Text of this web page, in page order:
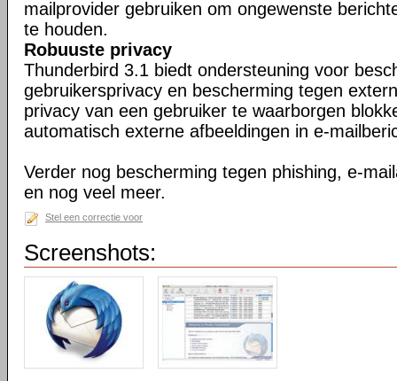
mailprovider gebruiken om ongewenste
te houden.
Robuuste privacy
Thunderbird 3.1 biedt ondersteuning voor
gebruikersprivacy en bescherming tegen
privacy van een gebruiker te waarborgen
automatisch externe afbeeldingen in e-
Verder nog bescherming tegen phishing, e-
en nog veel meer.
Stel een correctie voor
Screenshots: